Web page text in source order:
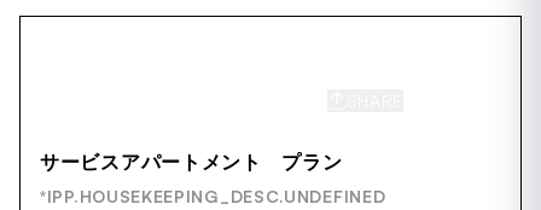
サービスアパートメント プラン
*IPP.HOUSEKEEPING_DESC.UNDEFINED